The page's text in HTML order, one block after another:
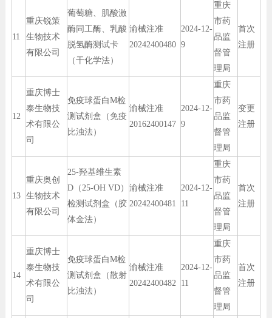
11
重庆锐策
生物技术
有限公司
葡萄糖、肌酸激
酶同工酶、乳酸
脱氢酶测试卡
（干化学法）
渝械注准
20242400480
2024-12-
9
重庆
市药
品监
督管
理局
首次
注册
12
重庆博士
泰生物技
术有限公
司
免疫球蛋白M检
测试剂盒（免疫
比浊法）
渝械注准
20162400147
2024-12-
9
重庆
市药
品监
督管
理局
变更
注册
13
重庆奥创
生物技术
有限公司
25-羟基维生素
D（25-OH VD）
检测试剂盒（胶
体金法）
渝械注准
20242400481
2024-12-
11
重庆
市药
品监
督管
理局
首次
注册
14
重庆博士
泰生物技
术有限公
司
免疫球蛋白M检
测试剂盒（散射
比浊法）
渝械注准
20242400482
2024-12-
11
重庆
市药
品监
督管
理局
首次
注册